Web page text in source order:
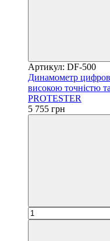
Артикул: DF-500
Динамометр
високою точністю
PROTESTER
5 755 грн